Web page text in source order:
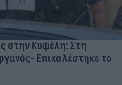
στην Κυψέλη: Στη
Επικαλέστηκε το